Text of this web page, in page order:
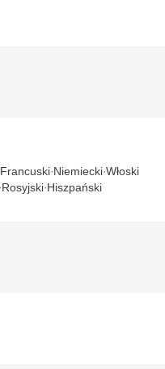
Francuski Niemiecki Włoski
Rosyjski Hiszpański